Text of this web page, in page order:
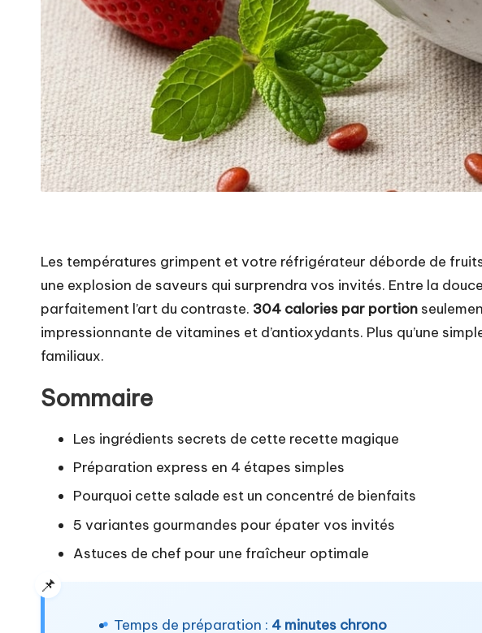
Les températures grimpent et votre réfrigérateur déborde de
une explosion de saveurs qui surprendra vos invités. Entre la
parfaitement l’art du contraste. 304 calories par portion
impressionnante de vitamines et d’antioxydants. Plus qu’une
familiaux.
Sommaire
Les ingrédients secrets de cette recette magique
Préparation express en 4 étapes simples
Pourquoi cette salade est un concentré de bienfaits
5 variantes gourmandes pour épater vos invités
Astuces de chef pour une fraîcheur optimale
Temps de préparation : 4 minutes chrono